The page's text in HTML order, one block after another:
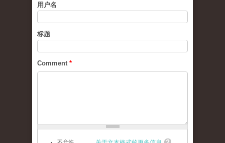
用户名
标题
Comment *